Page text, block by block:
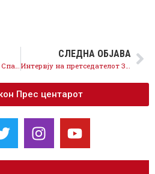
Интервју на министерот Спасовски за Дојче Веле
СЛЕДНА ОБЈАВА
Интервју на претседателот Заев за Агенција Анадолија
Прес центарот